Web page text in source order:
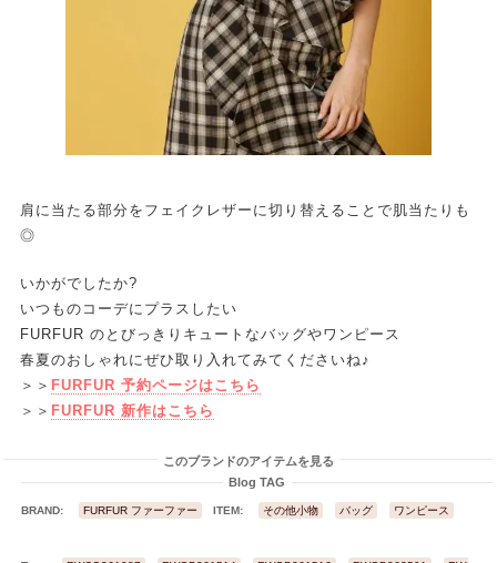
肩に当たる部分をフェイクレザーに切り替えることで肌当たりも
◎
いかがでしたか?
いつものコーデにプラスしたい
FURFUR のとびっきりキュートなバッグやワンピース
春夏のおしゃれにぜひ取り入れてみてくださいね♪
＞＞ FURFUR 予約ページはこちら
＞＞ FURFUR 新作はこちら
このブランドのアイテムを見る
Blog TAG
BRAND: FURFUR ファーファー ITEM: その他小物 バッグ ワンピース